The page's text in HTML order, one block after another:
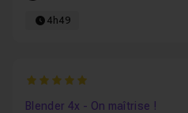
4h49
5
Blender 4x - On maîtrise !